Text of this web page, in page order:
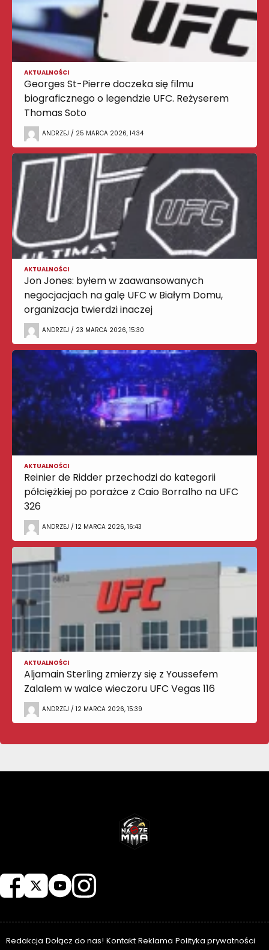
AKTUALNOŚCI
Georges St-Pierre doczeka się filmu
biograficznego o legendzie UFC. Reżyserem
Thomas Soto
ANDRZEJ / 25 MARCA 2026, 14:34
AKTUALNOŚCI
Jon Jones: byłem w zaawansowanych
negocjacjach na galę UFC w Białym Domu,
organizacja twierdzi inaczej
ANDRZEJ / 23 MARCA 2026, 15:30
AKTUALNOŚCI
Reinier de Ridder przechodzi do kategorii
półciężkiej po porażce z Caio Borralho na UFC
326
ANDRZEJ / 12 MARCA 2026, 16:43
AKTUALNOŚCI
Aljamain Sterling zmierzy się z Youssefem
Zalalem w walce wieczoru UFC Vegas 116
ANDRZEJ / 12 MARCA 2026, 15:39
Redakcja Dołącz do nas! Kontakt Reklama Polityka prywatności